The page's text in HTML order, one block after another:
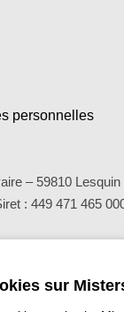
personnelles
– 59810 Lesquin
: 449 471 465
par téléphone au
17h.
sur